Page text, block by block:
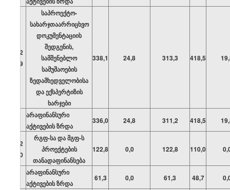
02
09
საპროექტო-
სახარჯთაარრიცხვო
დოკუმენტაციის
შედგენის,
სამშენებლო
სამუშაოების
ზედამხედველობისა
და ექსპერტიზის
ხარჯები
338,1 24,8 313,3 418,5
არაფინანსური
აქტივების ზრდა
336,0 24,8 311,2 418,5
02
10
რგფ-სა და მგფ-ს
პროექტების
თანადაფინანსება
122,8 0,0 122,8 110,0
არაფინანსური
აქტივების ზრდა
61,3 0,0 61,3 48,7